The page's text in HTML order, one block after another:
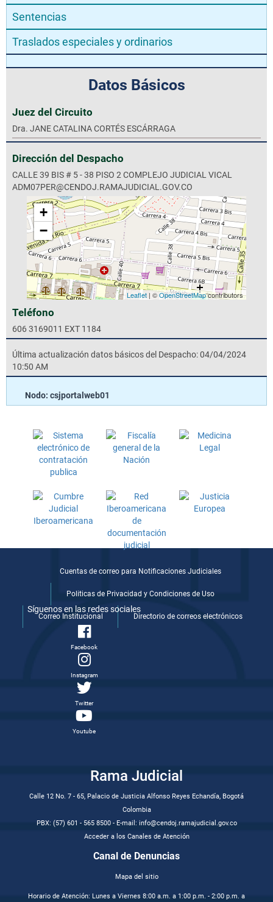
Sentencias
Traslados especiales y ordinarios
Datos Básicos
Juez del Circuito
Dra. JANE CATALINA CORTÉS ESCÁRRAGA
Dirección del Despacho
CALLE 39 BIS # 5 - 38 PISO 2 COMPLEJO JUDICIAL VICAL
ADM07PER@CENDOJ.RAMAJUDICIAL.GOV.CO
+
−
Leaflet| ©OpenStreetMapcontributors
Teléfono
606 3169011 EXT 1184
Última actualización datos básicos del Despacho: 04/04/2024
10:50 AM
Nodo: csjportalweb01
Cuentas de correo para Notificaciones Judiciales
Politicas de Privacidad y Condiciones de Uso
Correo Institucional Directorio de correos electrónicos
Síguenos en las redes sociales
Facebook
Instagram
Twitter
Youtube
Rama Judicial
Calle 12 No. 7 - 65, Palacio de Justicia Alfonso Reyes Echandía, Bogotá
Colombia
PBX: (57) 601 - 565 8500 - E-mail: info@cendoj.ramajudicial.gov.co
Acceder a los Canales de Atención
Canal de Denuncias
Mapa del sitio
Horario de Atención: Lunes a Viernes 8:00 a.m. a 1:00 p.m. - 2:00 p.m. a